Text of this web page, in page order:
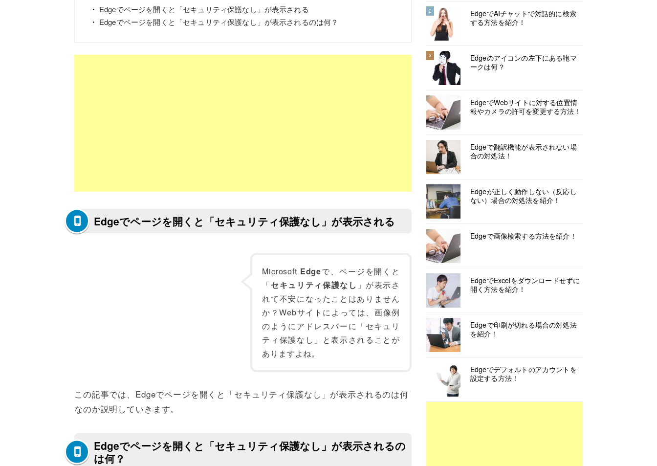
Edgeでページを開くと「セキュリティ保護なし」が表示される
Edgeでページを開くと「セキュリティ保護なし」が表示されるのは何？
Edgeでページを開くと「セキュリティ保護なし」が表示される
Microsoft Edgeで、ページを開くと
「セキュリティ保護なし 」が表示さ
れて不安になったことはありません
か？Webサイトによっては、画像例
のようにアドレスバーに「セキュリ
ティ保護なし」と表示されることが
ありますよね。
この記事では、Edgeでページを開くと「セキュリティ保護なし」が表示されるのは何
なのか説明していきます。
Edgeでページを開くと「セキュリティ保護なし」が表示されるの
は何？
2
EdgeでAIチャットで対話的に検索
する方法を紹介！
3
Edgeのアイコンの左下にある鞄マ
ークは何？
EdgeでWebサイトに対する位置情
報やカメラの許可を変更する方法！
Edgeで翻訳機能が表示されない場
合の対処法！
Edgeが正しく動作しない（反応し
ない）場合の対処法を紹介！
Edgeで画像検索する方法を紹介！
EdgeでExcelをダウンロードせずに
開く方法を紹介！
Edgeで印刷が切れる場合の対処法
を紹介！
Edgeでデフォルトのアカウントを
設定する方法！